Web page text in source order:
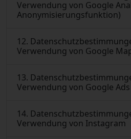
Verwendung von Google
Anonymisierungsfunktion)
12.
Verwendung von Google
13.
Verwendung von Google Ads
14.
Verwendung von Instagram